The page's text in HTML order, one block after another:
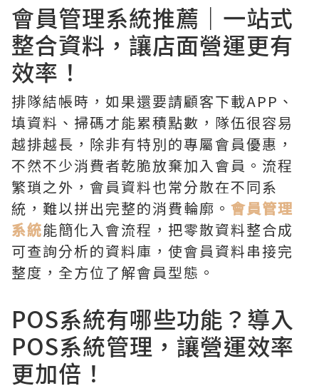
會員管理系統推薦｜一站式
整合資料，讓店面營運更有
效率！
排隊結帳時，如果還要請顧客下載APP、
填資料、掃碼才能累積點數，隊伍很容易
越排越長，除非有特別的專屬會員優惠，
不然不少消費者乾脆放棄加入會員。流程
繁瑣之外，會員資料也常分散在不同系
統，難以拼出完整的消費輪廓。 會員管理
系統能簡化入會流程，把零散資料整合成
可查詢分析的資料庫，使會員資料串接完
整度，全方位了解會員型態。
POS系統有哪些功能？導入
POS系統管理，讓營運效率
更加倍！